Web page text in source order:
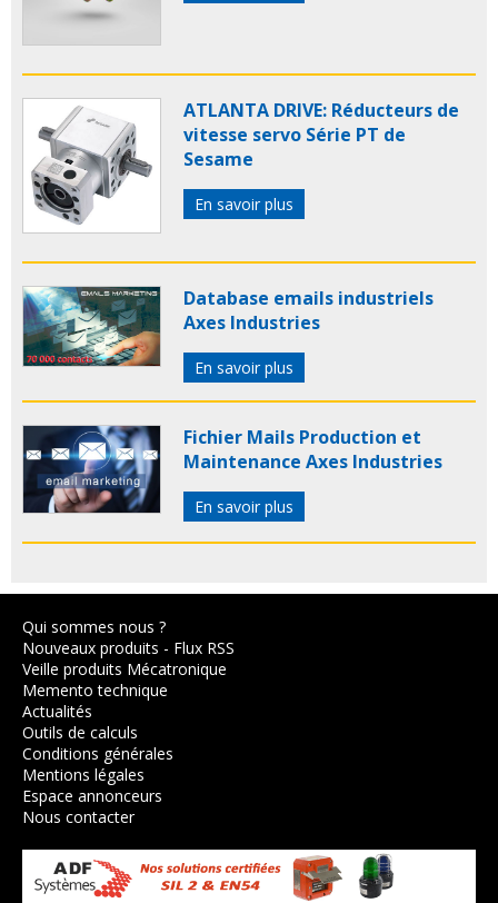
ATLANTA DRIVE: Réducteurs de
vitesse servo Série PT de
Sesame
En savoir plus
Database emails industriels
Axes Industries
En savoir plus
Fichier Mails Production et
Maintenance Axes Industries
En savoir plus
Qui sommes nous ?
Nouveaux produits - Flux RSS
Veille produits Mécatronique
Memento technique
Actualités
Outils de calculs
Conditions générales
Mentions légales
Espace annonceurs
Nous contacter